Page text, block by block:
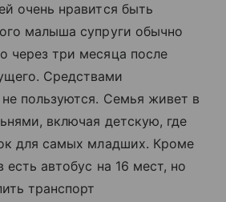
очень нравится быть
малыша супруги обычно
через три месяца после
Средствами
пользуются. Семья живет в
включая детскую, где
для самых младших. Кроме
есть автобус на 16 мест, но
транспорт